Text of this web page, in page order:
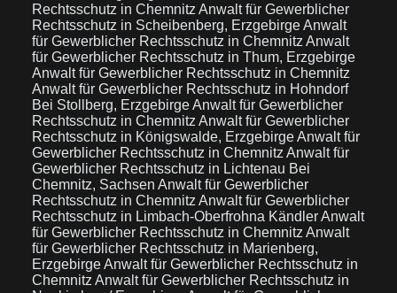
Rechtsschutz in Chemnitz Anwalt für Gewerblicher
Rechtsschutz in Scheibenberg, ErzgebirgeAnwalt
für Gewerblicher Rechtsschutz in Chemnitz Anwalt
für Gewerblicher Rechtsschutz in Thum, Erzgebirge
Anwalt für Gewerblicher Rechtsschutz in Chemnitz
Anwalt für Gewerblicher Rechtsschutz in Hohndorf
Bei Stollberg, ErzgebirgeAnwalt für Gewerblicher
Rechtsschutz in Chemnitz Anwalt für Gewerblicher
Rechtsschutz in Königswalde, ErzgebirgeAnwalt für
Gewerblicher Rechtsschutz in Chemnitz Anwalt für
Gewerblicher Rechtsschutz in Lichtenau Bei
Chemnitz, Sachsen Anwalt für Gewerblicher
Rechtsschutz in Chemnitz Anwalt für Gewerblicher
Rechtsschutz in Limbach-Oberfrohna KändlerAnwalt
für Gewerblicher Rechtsschutz in Chemnitz Anwalt
für Gewerblicher Rechtsschutz in Marienberg,
ErzgebirgeAnwalt für Gewerblicher Rechtsschutz in
Chemnitz Anwalt für Gewerblicher Rechtsschutz in